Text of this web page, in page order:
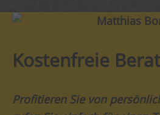
Kostenfreie
Profitieren Sie von